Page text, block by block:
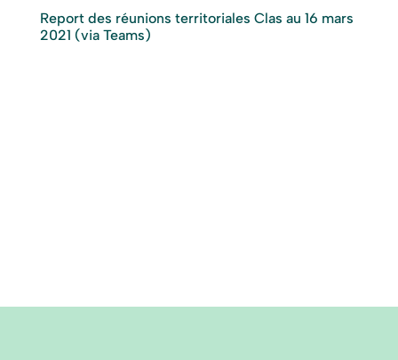
Report des réunions territoriales Clas au 16 mars
2021 (via Teams)